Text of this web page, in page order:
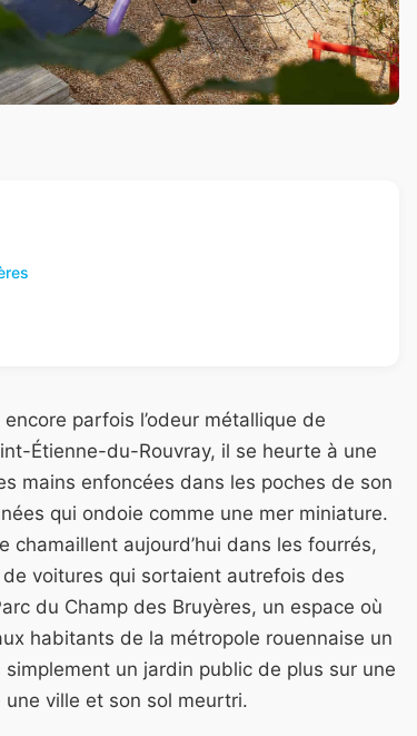
parfois l’odeur métallique de
Étienne-du-Rouvray, il se heurte à une
mains enfoncées dans les poches de son
qui ondoie comme une mer miniature.
aujourd’hui dans les fourrés,
voitures qui sortaient autrefois des
du Champ des Bruyères, un espace où
habitants de la métropole rouennaise un
un jardin public de plus sur une
ville et son sol meurtri.